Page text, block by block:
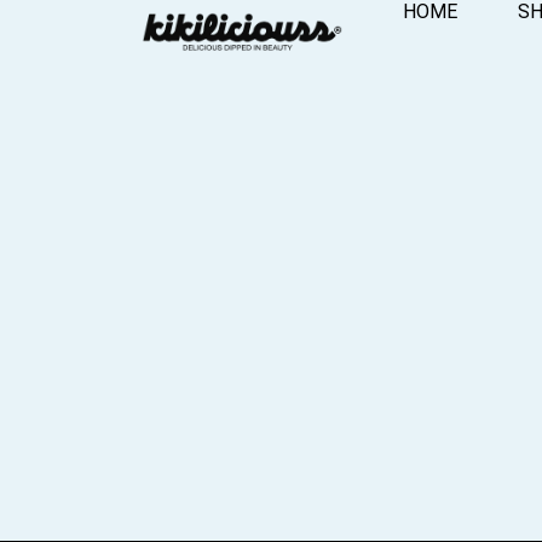
HOME